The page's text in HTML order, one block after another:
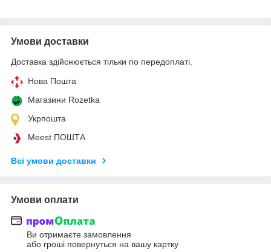
Умови доставки
Доставка здійснюється тільки по передоплаті.
Нова Пошта
Магазини Rozetka
Укрпошта
Meest ПОШТА
Всі умови доставки
Умови оплати
Ви отримаєте замовлення
або гроші повернуться на вашу картку